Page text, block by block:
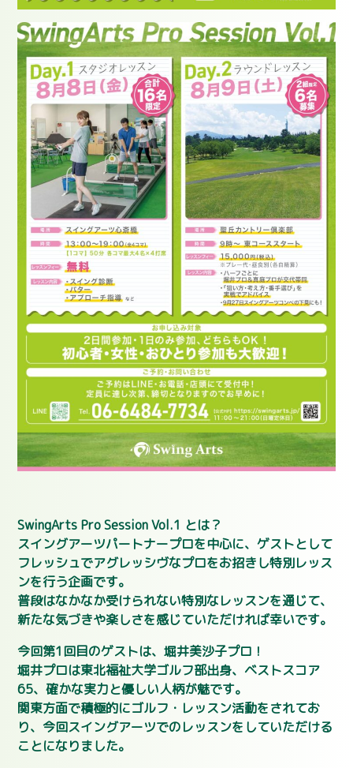
SwingArts Pro Session Vol.1 とは？
スイングアーツパートナープロを中心に、ゲストとして
フレッシュでアグレッシヴなプロをお招きし特別レッス
ンを行う企画です。
普段はなかなか受けられない特別なレッスンを通じて、
新たな気づきや楽しさを感じていただければ幸いです。
今回第1回目のゲストは、堀井美沙子プロ！
堀井プロは東北福祉大学ゴルフ部出身、ベストスコア
65、確かな実力と優しい人柄が魅です。
関東方面で積極的にゴルフ・レッスン活動をされてお
り、今回スイングアーツでのレッスンをしていただける
ことになりました。